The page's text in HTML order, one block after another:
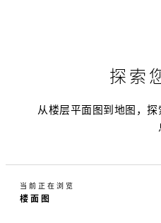
探索
从楼层平面图到地图，
当前正在浏览